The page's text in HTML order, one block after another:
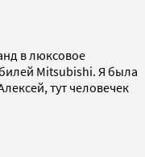
в люксовое
Mitsubishi. Я была
тут человечек